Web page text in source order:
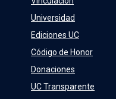
Universidad
Ediciones UC
Código de Honor
Donaciones
UC Transparente